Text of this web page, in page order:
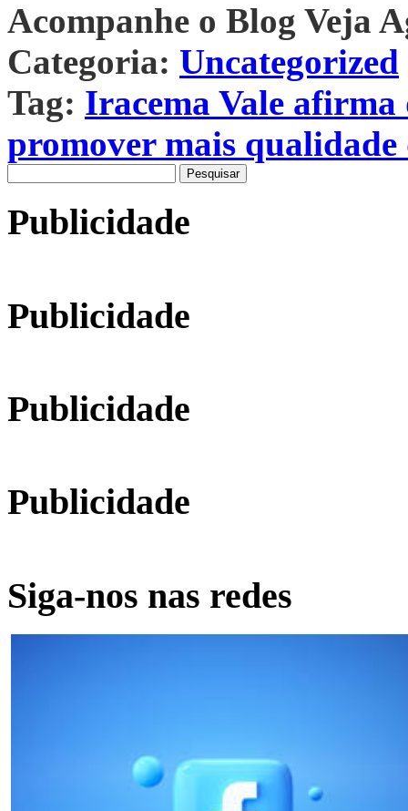
Acompanhe o Blog Veja
Categoria: Uncategorized
Tag: Iracema Vale afirma
promover mais
por:
Publicidade
Publicidade
Publicidade
Publicidade
Siga-nos nas redes